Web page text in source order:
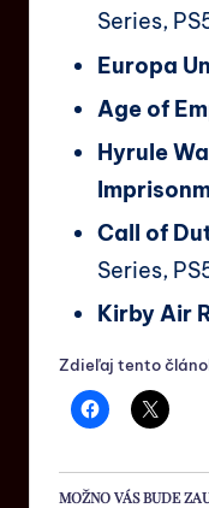
Series,
Europa
Age of
Hyrule
Call of
Series,
Kirby Air
Zdieľaj tento
MOŽNO VÁS BUDE